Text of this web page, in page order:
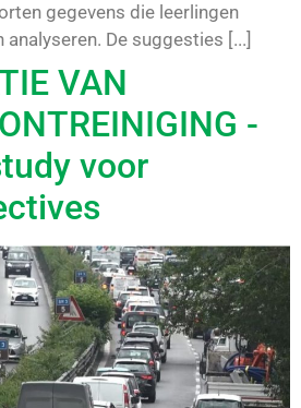
gegevens die leerlingen
analyseren. De suggesties [...]
VAN
-
voor